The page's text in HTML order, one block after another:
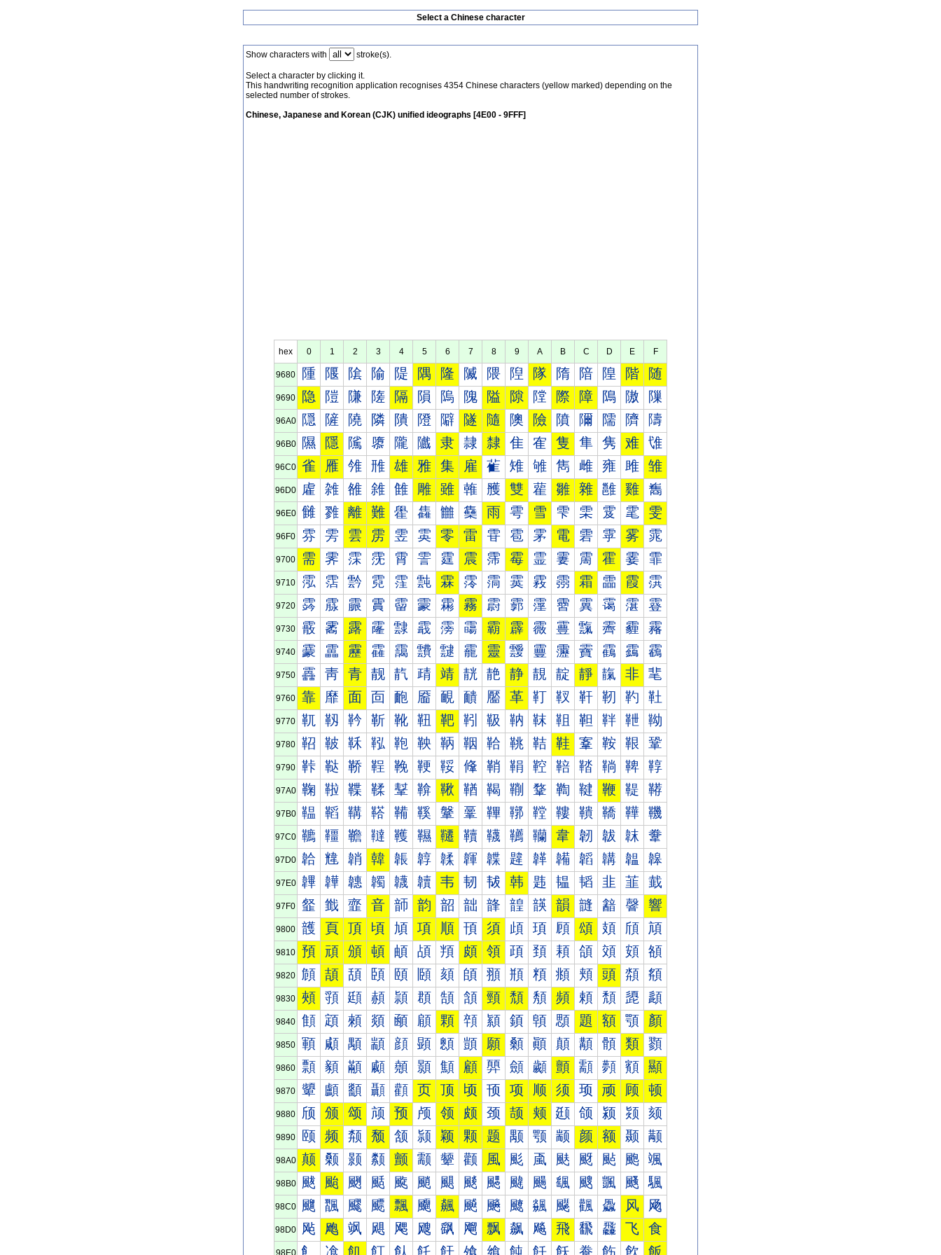
Select a Chinese character
Show characters with stroke(s).
Select a character by clicking it.
This handwriting recognition application recognises 4354 Chinese characters (yellow marked) depending on the
selected number of strokes.
Chinese, Japanese and Korean (CJK) unified ideographs [4E00 - 9FFF]
hex 0 1 2 3 4 5 6 7 8 9 A B C D E F
9680 隀 隁 隂 隃 隄 隅 隆 隇 隈 隉 隊 隋 隌 隍 階 随
9690 隐 隑 隒 隓 隔 隕 隖 隗 隘 隙 隚 際 障 隝 隞 隟
96A0 隠 隡 隢 隣 隤 隥 隦 隧 隨 隩 險 隫 隬 隭 隮 隯
96B0 隰 隱 隲 隳 隴 隵 隶 隷 隸 隹 隺 隻 隼 隽 难 隿
96C0 雀 雁 雂 雃 雄 雅 集 雇 雈 雉 雊 雋 雌 雍 雎 雏
96D0 雐 雑 雒 雓 雔 雕 雖 雗 雘 雙 雚 雛 雜 雝 雞 雟
96E0 雠 雡 離 難 雤 雥 雦 雧 雨 雩 雪 雫 雬 雭 雮 雯
96F0 雰 雱 雲 雳 雴 雵 零 雷 雸 雹 雺 電 雼 雽 雾 雿
9700 需 霁 霂 霃 霄 霅 霆 震 霈 霉 霊 霋 霌 霍 霎 霏
9710 霐 霑 霒 霓 霔 霕 霖 霗 霘 霙 霚 霛 霜 霝 霞 霟
9720 霠 霡 霢 霣 霤 霥 霦 霧 霨 霩 霪 霫 霬 霭 霮 霯
9730 霰 霱 露 霳 霴 霵 霶 霷 霸 霹 霺 霻 霼 霽 霾 霿
9740 靀 靁 靂 靃 靄 靅 靆 靇 靈 靉 靊 靋 靌 靍 靎 靏
9750 靐 靑 青 靓 靔 靕 靖 靗 靘 静 靚 靛 靜 靝 非 靟
9760 靠 靡 面 靣 靤 靥 靦 靧 靨 革 靪 靫 靬 靭 靮 靯
9770 靰 靱 靲 靳 靴 靵 靶 靷 靸 靹 靺 靻 靼 靽 靾 靿
9780 鞀 鞁 鞂 鞃 鞄 鞅 鞆 鞇 鞈 鞉 鞊 鞋 鞌 鞍 鞎 鞏
9790 鞐 鞑 鞒 鞓 鞔 鞕 鞖 鞗 鞘 鞙 鞚 鞛 鞜 鞝 鞞 鞟
97A0 鞠 鞡 鞢 鞣 鞤 鞥 鞦 鞧 鞨 鞩 鞪 鞫 鞬 鞭 鞮 鞯
97B0 鞰 鞱 鞲 鞳 鞴 鞵 鞶 鞷 鞸 鞹 鞺 鞻 鞼 鞽 鞾 鞿
97C0 韀 韁 韂 韃 韄 韅 韆 韇 韈 韉 韊 韋 韌 韍 韎 韏
97D0 韐 韑 韒 韓 韔 韕 韖 韗 韘 韙 韚 韛 韜 韝 韞 韟
97E0 韠 韡 韢 韣 韤 韥 韦 韧 韨 韩 韪 韫 韬 韭 韮 韯
97F0 韰 韱 韲 音 韴 韵 韶 韷 韸 韹 韺 韻 韼 韽 韾 響
9800 頀 頁 頂 頃 頄 項 順 頇 須 頉 頊 頋 頌 頍 頎 頏
9810 預 頑 頒 頓 頔 頕 頖 頗 領 頙 頚 頛 頜 頝 頞 頟
9820 頠 頡 頢 頣 頤 頥 頦 頧 頨 頩 頪 頫 頬 頭 頮 頯
9830 頰 頱 頲 頳 頴 頵 頶 頷 頸 頹 頺 頻 頼 頽 頾 頿
9840 顀 顁 顂 顃 顄 顅 顆 顇 顈 顉 顊 顋 題 額 顎 顏
9850 顐 顑 顒 顓 顔 顕 顖 顗 願 顙 顚 顛 顜 顝 類 顟
9860 顠 顡 顢 顣 顤 顥 顦 顧 顨 顩 顪 顫 顬 顭 顮 顯
9870 顰 顱 顲 顳 顴 页 顶 顷 顸 项 顺 须 顼 顽 顾 顿
9880 颀 颁 颂 颃 预 颅 领 颇 颈 颉 颊 颋 颌 颍 颎 颏
9890 颐 频 颒 颓 颔 颕 颖 颗 题 颙 颚 颛 颜 额 颞 颟
98A0 颠 颡 颢 颣 颤 颥 颦 颧 風 颩 颪 颫 颬 颭 颮 颯
98B0 颰 颱 颲 颳 颴 颵 颶 颷 颸 颹 颺 颻 颼 颽 颾 颿
98C0 飀 飁 飂 飃 飄 飅 飆 飇 飈 飉 飊 飋 飌 飍 风 飏
98D0 飐 飑 飒 飓 飔 飕 飖 飗 飘 飙 飚 飛 飜 飝 飞 食
98E0 飠 飡 飢 飣 飤 飥 飦 飧 飨 飩 飪 飫 飬 飭 飮 飯